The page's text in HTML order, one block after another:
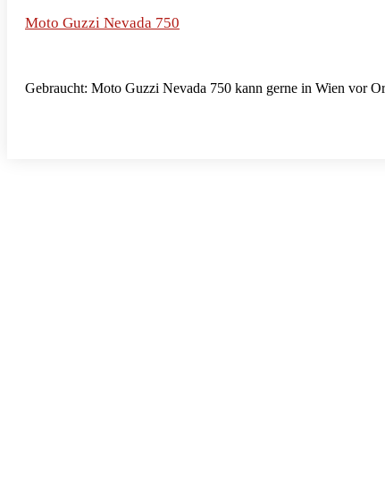
Moto Guzzi Nevada 750
Gebraucht: Moto Guzzi Nevada 750 kann gerne in Wien vor